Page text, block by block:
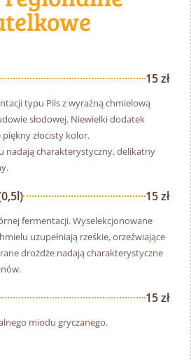
15 zł
typu Pils z wyraźną chmielową
słodowej. Niewielki dodatek
złocisty kolor.
nadają charakterystyczny, delikatny
15 zł
fermentacji. Wyselekcjonowane
uzupełniają rześkie, orzeźwiające
drożdże nadają charakterystyczne
15 zł
miodu gryczanego.